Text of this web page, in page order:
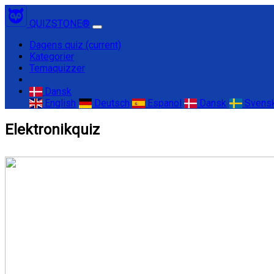
QUIZSTONE®
Dagens quiz (current)
Kategorier
Temaquizzer
Dansk
English
Deutsch Espanol Dansk
Elektronikquiz